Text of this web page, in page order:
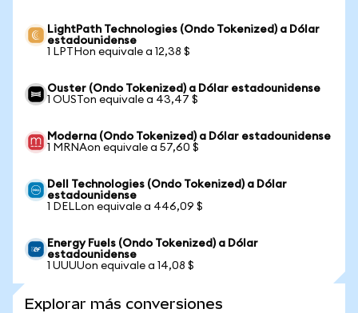
LightPath Technologies (Ondo Tokenized) a Dólar
estadounidense
1 LPTHon equivale a 12,38 $
Ouster (Ondo Tokenized) a Dólar estadounidense
1 OUSTon equivale a 43,47 $
Moderna (Ondo Tokenized) a Dólar estadounidense
1 MRNAon equivale a 57,60 $
Dell Technologies (Ondo Tokenized) a Dólar
estadounidense
1 DELLon equivale a 446,09 $
Energy Fuels (Ondo Tokenized) a Dólar
estadounidense
1 UUUUon equivale a 14,08 $
Explorar más conversiones